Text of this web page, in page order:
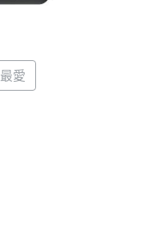
最愛